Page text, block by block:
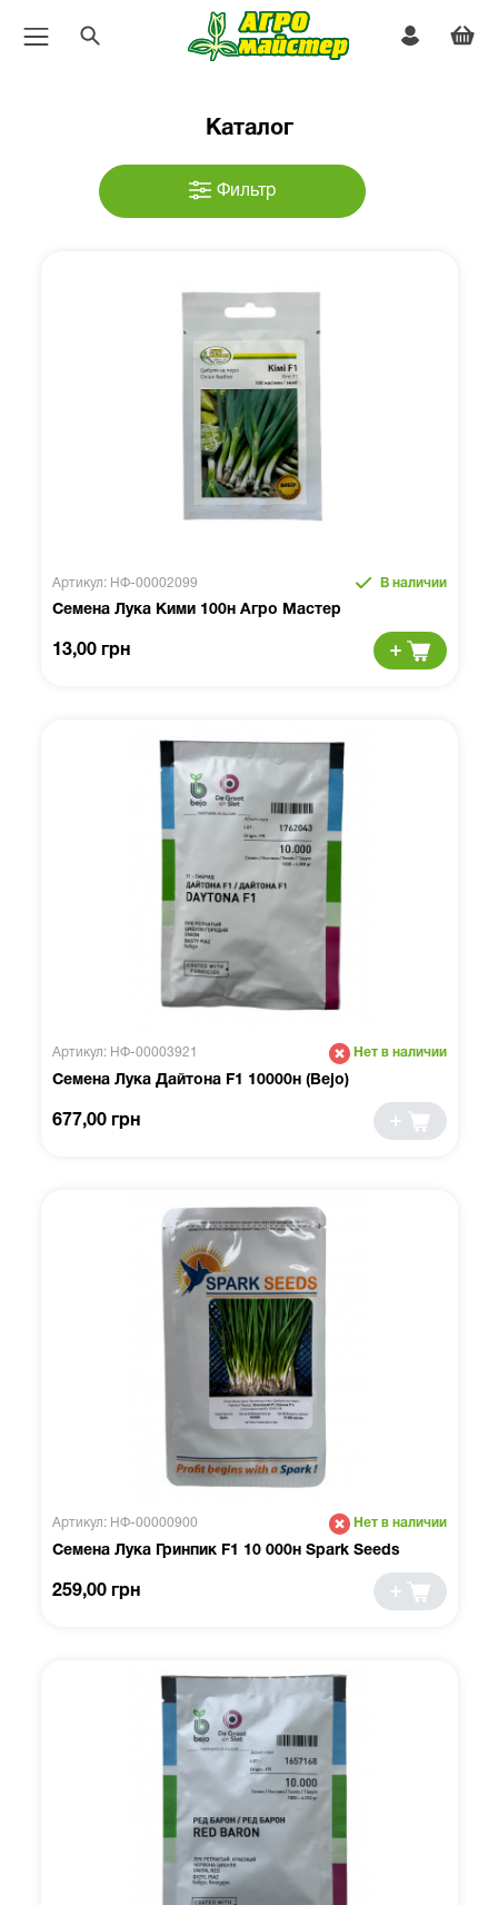
Каталог
Фильтр
Артикул: НФ-00002099 В наличии
Семена Лука Кими 100н Агро Мастер
13,00 грн
Артикул: НФ-00003921 Нет в наличии
Семена Лука Дайтона F1 10000н (Bejo)
677,00 грн
Артикул: НФ-00000900 Нет в наличии
Семена Лука Гринпик F1 10 000н Spark Seeds
259,00 грн